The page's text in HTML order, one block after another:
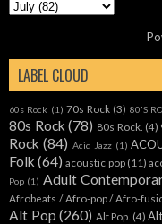
LABEL CLOUD
60s Rock (1) 70s Rock (3) 80'S
80s Rock (78) 80s Rock. (4)
Rock (84) Acid Jazz (1)
Folk (64) acoustic pop (11)
Pop (1) Adult
Afrobeats / Afro-pop / Afro-
Alt Pop (260) Alt Pop. (4)